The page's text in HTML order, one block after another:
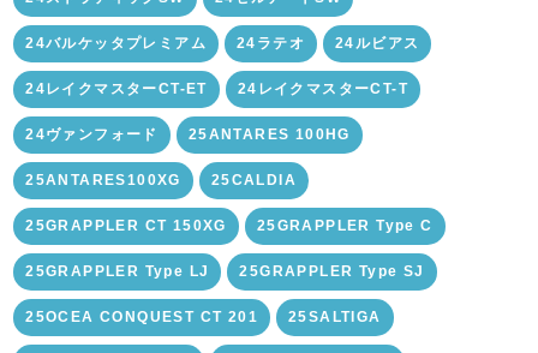
24バルケッタプレミアム 24ラテオ 24ルビアス
24レイクマスターCT-ET 24レイクマスターCT-T
24ヴァンフォード 25ANTARES 100HG
25ANTARES100XG 25CALDIA
25GRAPPLER CT 150XG 25GRAPPLER Type C
25GRAPPLER Type LJ 25GRAPPLER Type SJ
25OCEA CONQUEST CT 201 25SALTIGA